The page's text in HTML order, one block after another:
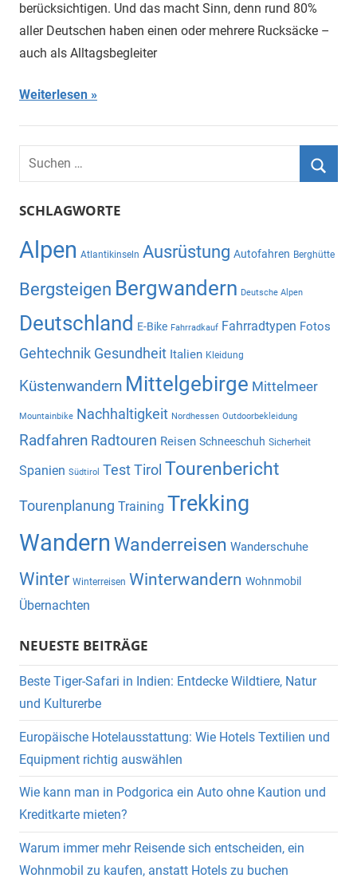
berücksichtigen. Und das macht Sinn, denn rund 80%
aller Deutschen haben einen oder mehrere Rucksäcke –
auch als Alltagsbegleiter
Weiterlesen
Suchen
nach:
SCHLAGWORTE
Alpen Atlantikinseln Ausrüstung Autofahren Berghütte
Bergsteigen Bergwandern Deutsche Alpen
Deutschland E-Bike Fahrradkauf Fahrradtypen Fotos
Gehtechnik Gesundheit Italien Kleidung
Küstenwandern Mittelgebirge Mittelmeer
Mountainbike Nachhaltigkeit Nordhessen Outdoorbekleidung
Radfahren Radtouren Reisen Schneeschuh Sicherheit
Spanien Südtirol TestTirol Tourenbericht
Tourenplanung Training Trekking
Wandern Wanderreisen Wanderschuhe
Winter Winterreisen Winterwandern Wohnmobil
Übernachten
NEUESTE BEITRÄGE
Beste Tiger-Safari in Indien: Entdecke Wildtiere, Natur
und Kulturerbe
Europäische Hotelausstattung: Wie Hotels Textilien und
Equipment richtig auswählen
Wie kann man in Podgorica ein Auto ohne Kaution und
Kreditkarte mieten?
Warum immer mehr Reisende sich entscheiden, ein
Wohnmobil zu kaufen, anstatt Hotels zu buchen